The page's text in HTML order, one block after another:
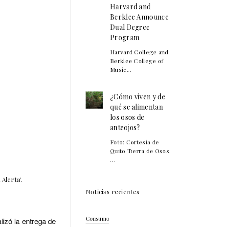
la entrega de
Harvard and
Berklee Announce
Dual Degree
Program
Harvard College and
Berklee College of
Music...
¿Cómo viven y de
qué se alimentan
los osos de
anteojos?
Foto: Cortesía de
Quito Tierra de Osos.
...
Noticias recientes
Consumo